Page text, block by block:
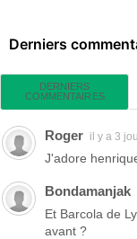
Derniers
DERNIERS
COMMENTAIRES
Roger il y a 3
J'adore
Bondamanjak
Et Barcola de
avant ?